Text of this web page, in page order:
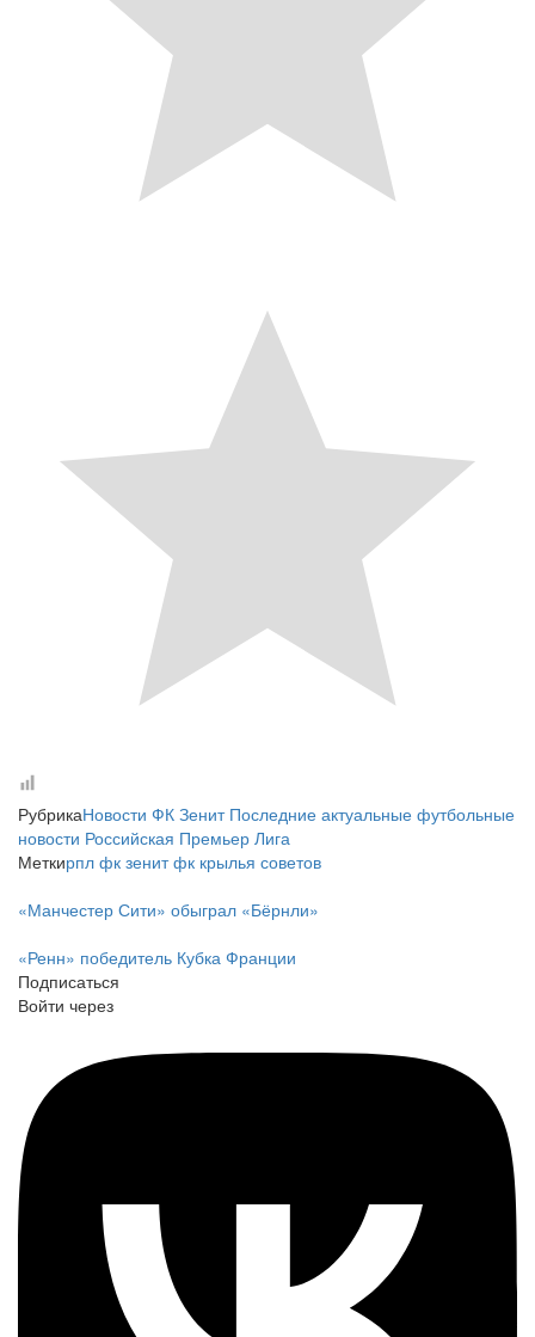
РубрикаНовости ФК Зенит Последние актуальные футбольные
новости Российская Премьер Лига
Меткирпл фк зенит фк крылья советов
«Манчестер Сити» обыграл «Бёрнли»
«Ренн» победитель Кубка Франции
Подписаться
Войти через